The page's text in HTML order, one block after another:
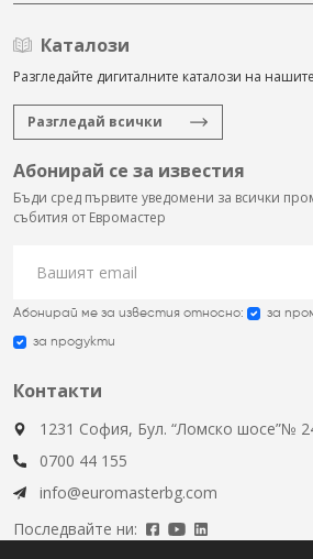
Каталози
Разгледайте дигиталните каталози на
Разгледай всички
Абонирай се за известия
Бъди сред първите уведомени за всички
събития от Евромастер
Абонирай ме за известия относно: за
за продукти
Контакти
1231 София, Бул. “Ломско шосе”№
0700 44 155
info@euromasterbg.com
Последвайте ни: